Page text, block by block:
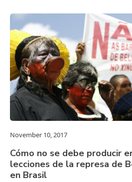
November 10, 2017
Cómo no se debe producir
lecciones de la represa de
en Brasil